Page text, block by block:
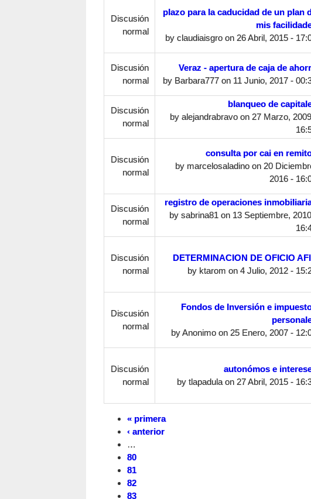
Discusión
normal
plazo para la caducidad de un plan
mis
by claudiaisgroon 26 Abril, 2015 -
Discusión
normal
Veraz - apertura de caja de
by Barbara777on 11 Junio, 2017 -
Discusión
normal
blanqueo de
by alejandrabravoon 27 Marzo,
Discusión
normal
consulta por cai en
by marcelosaladinoon 20
2016 -
Discusión
normal
registro de operaciones
by sabrina81on 13 Septiembre,
Discusión
normal
DETERMINACION DE OFICIO
by ktarom on 4 Julio, 2012 -
Discusión
normal
Fondos de Inversión e
byAnonimoon 25 Enero, 2007 -
Discusión
normal
autonómos e
by tlapadulaon 27 Abril, 2015 -
« primera
‹ anterior
…
80
81
82
83